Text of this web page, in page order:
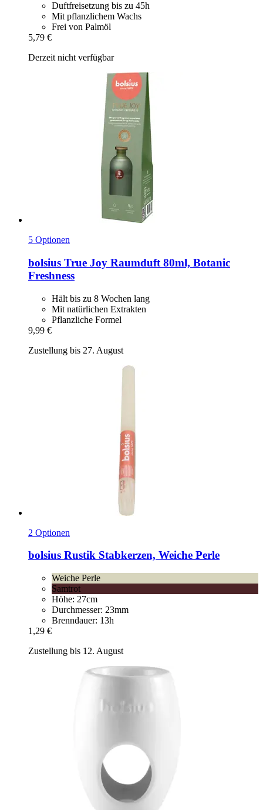
Duftfreisetzung bis zu 45h
Mit pflanzlichem Wachs
Frei von Palmöl
5,79 €
Derzeit nicht verfügbar
5 Optionen
bolsius True Joy Raumduft 80ml, Botanic
Freshness
Hält bis zu 8 Wochen lang
Mit natürlichen Extrakten
Pflanzliche Formel
9,99 €
Zustellung bis 27. August
2 Optionen
bolsius Rustik Stabkerzen, Weiche Perle
Weiche Perle
Samtrot
Höhe: 27cm
Durchmesser: 23mm
Brenndauer: 13h
1,29 €
Zustellung bis 12. August